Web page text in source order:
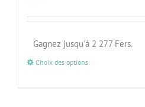
Gagnez jusqu'à 2 277 Fers.
Choix des options